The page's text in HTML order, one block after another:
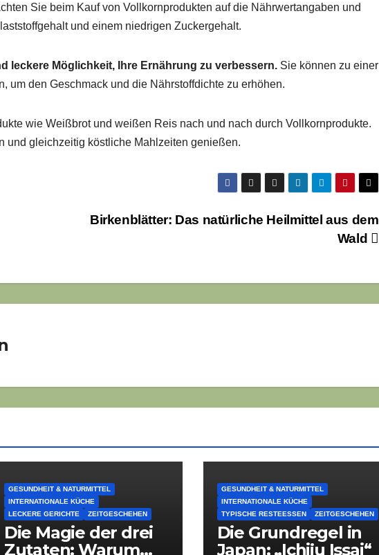
Sie beim Kauf von Vollkornprodukten auf die Nährwertangaben und
und einem niedrigen Zuckergehalt.
leckere Möglichkeit, Ihre Ernährung zu verbessern. Sie können zu einer
um den Geschmack und die Nährstoffdichte zu erhöhen.
wie Weißbrot und weißen Reis nach und nach durch Vollkornprodukte.
und gleichzeitig köstliche Mahlzeiten genießen.
Birkenblätter: Das natürliche Heilmittel aus dem
Wald
GESUNDHEIT & NATURMITTEL
INTERNATIONALE KÜCHE
LECKERE GERICHTE
ZEITGESCHEHEN
Die Magie der drei
Zutaten: Warum
GESUNDHEIT & NATURMITTEL
INTERNATIONALE KÜCHE
TYPISCHE RESTEESSEN
ZEITGESCHEHEN
Die Grundregel in
Japan: „Ichiju Issai“